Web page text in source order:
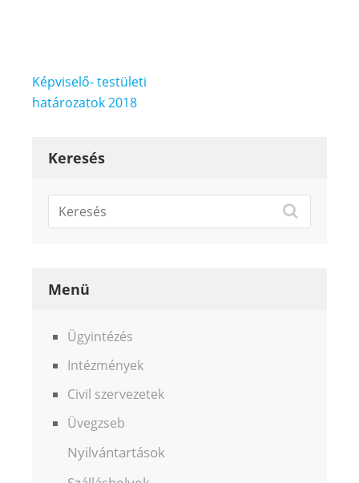
Bejegyzés
navigáció
Képviselő- testületi
határozatok 2018
Keresés
Menü
Ügyintézés
Intézmények
Civil szervezetek
Üvegzseb
Nyilvántartások